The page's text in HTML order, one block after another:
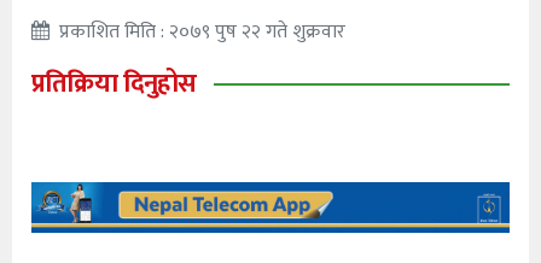
प्रकाशित मिति : २०७९ पुष २२ गते शुक्रवार
प्रतिक्रिया दिनुहोस